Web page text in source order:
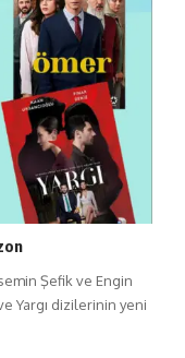
Şefik ve Engin
Yargı dizilerinin yeni